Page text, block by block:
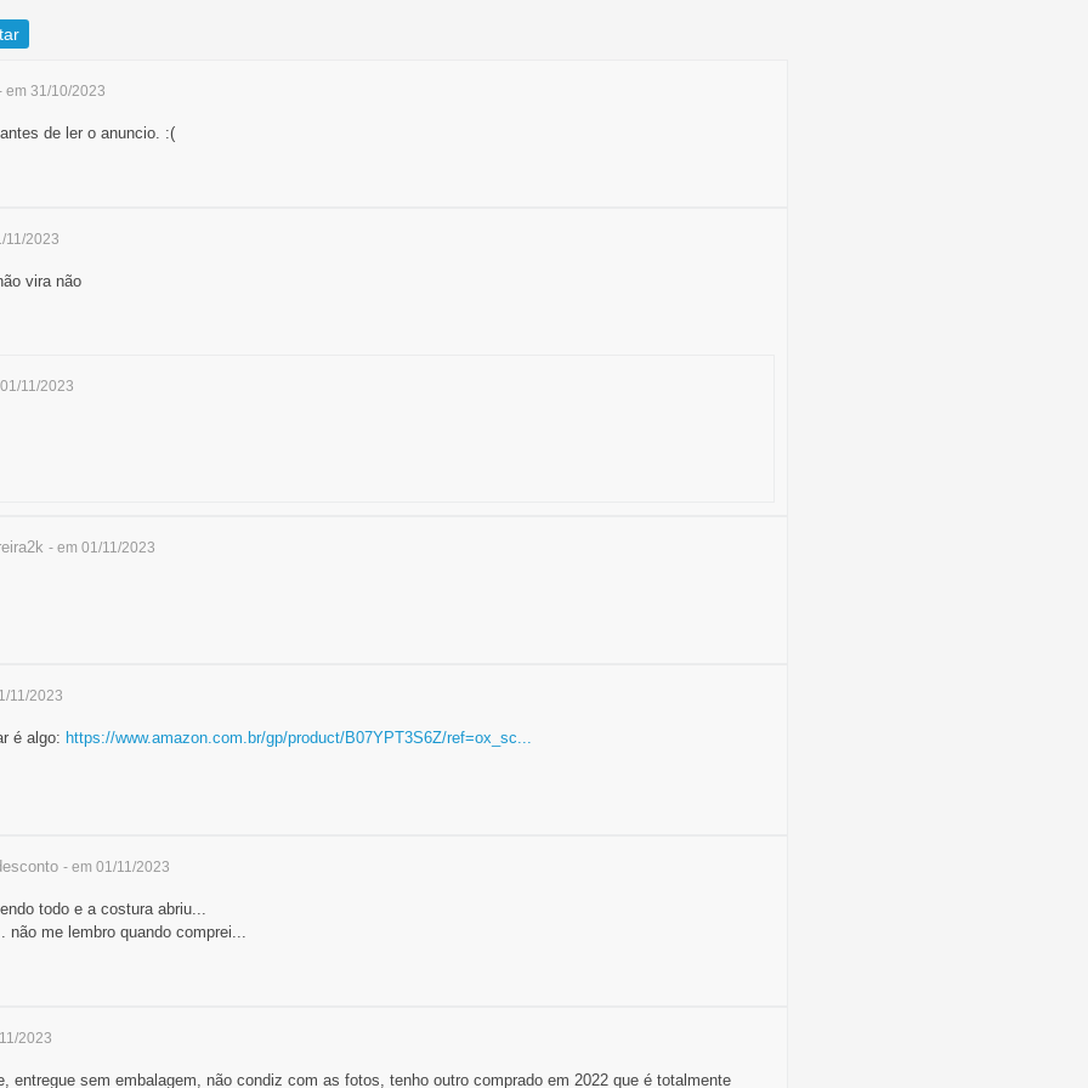
em 31/10/2023
de ler o anuncio. :(
11/2023
vira não
11/2023
- em 01/11/2023
11/2023
é algo: https://www.amazon.com.br/gp/product/B07YPT3S6Z/ref=ox_sc...
- em 01/11/2023
todo e a costura abriu...
me lembro quando comprei...
2023
entregue sem embalagem, não condiz com as fotos, tenho outro comprado em 2022 que é totalmente